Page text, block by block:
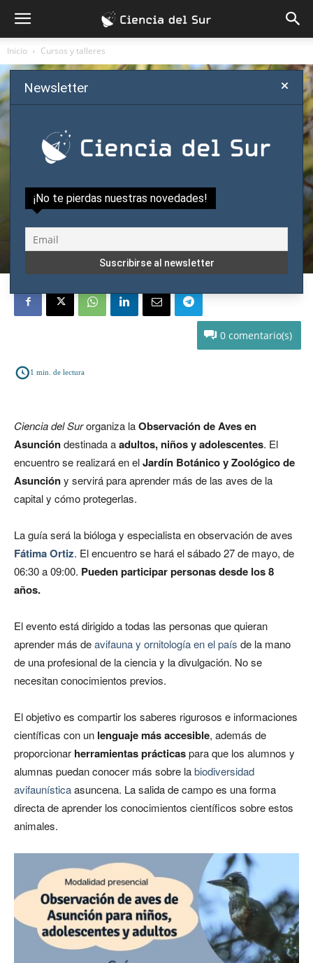
Inicio Cursos y talleres
Cursos y talleres Destacado
Observación de aves en Asunción para
toda la familia
0
1 min. de lectura
Ciencia del Surorganiza laObservación de Aves en
Asuncióndestinada aadultos, niños y adolescentes. El
encuentro se realizará en elJardín Botánico y Zoológico de
Asuncióny servirá para aprender más de las aves de la
capital y cómo protegerlas.
La guía será la bióloga y especialista en observación de aves
Fátima Ortiz. El encuentro se hará el sábado 27 de mayo, de
06:30 a 09:00. Pueden participar personas desde los 8
años.
El evento está dirigido a todas las personas que quieran
aprender más deavifauna y ornitología en el país de la mano
de una profesional de la ciencia y la divulgación. No se
necesitan conocimientos previos.
El objetivo es compartir los saberes rigurosos e informaciones
científicas con un lenguaje más accesible, además de
proporcionar herramientas prácticaspara que los alumnos y
alumnas puedan conocer más sobre labiodiversidad
avifaunísticaasuncena. La salida de campo es una forma
directa de aprender los conocimientos científicos sobre estos
animales.
Newsletter
¡No te pierdas nuestras novedades!